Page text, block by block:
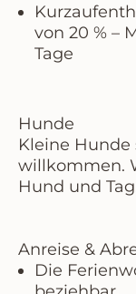
von 20 % –
Tage
Hunde
Kleine Hunde
willkommen.
Hund und Tag
Anreise &
Die